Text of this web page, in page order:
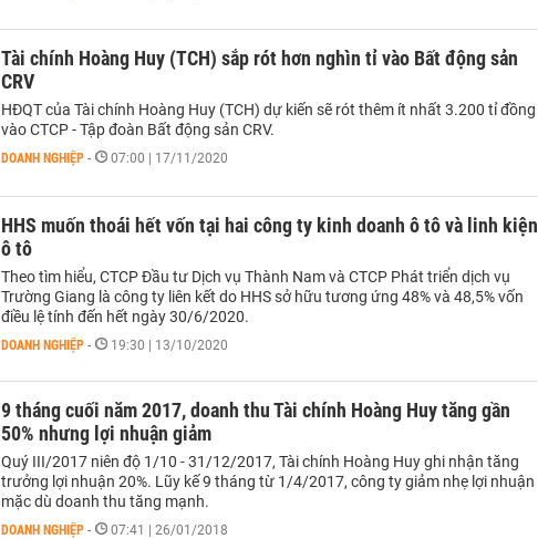
Tài chính Hoàng Huy (TCH) sắp rót hơn nghìn tỉ vào Bất động sản
CRV
HĐQT của Tài chính Hoàng Huy (TCH) dự kiến sẽ rót thêm ít nhất 3.200 tỉ đồng
vào CTCP - Tập đoàn Bất động sản CRV.
DOANH NGHIỆP - 07:00 | 17/11/2020
HHS muốn thoái hết vốn tại hai công ty kinh doanh ô tô và linh kiện
ô tô
Theo tìm hiểu, CTCP Đầu tư Dịch vụ Thành Nam và CTCP Phát triển dịch vụ
Trường Giang là công ty liên kết do HHS sở hữu tương ứng 48% và 48,5% vốn
điều lệ tính đến hết ngày 30/6/2020.
DOANH NGHIỆP - 19:30 | 13/10/2020
9 tháng cuối năm 2017, doanh thu Tài chính Hoàng Huy tăng gần
50% nhưng lợi nhuận giảm
Quý III/2017 niên độ 1/10 - 31/12/2017, Tài chính Hoàng Huy ghi nhận tăng
trưởng lợi nhuận 20%. Lũy kế 9 tháng từ 1/4/2017, công ty giảm nhẹ lợi nhuận
mặc dù doanh thu tăng mạnh.
DOANH NGHIỆP - 07:41 | 26/01/2018